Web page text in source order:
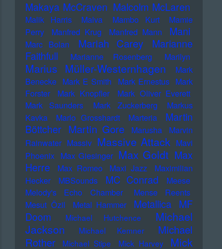
Makaya McCraven Malcolm McLaren
Malik Harris Malva Mambo Kurt
Mamie
Perry
Manfred Krug Manfred Mann Mani
Marc Bolan Mariah Carey
Marianne
Faithfull
Marianne Rosenberg Marilyn
Marius Müller-Westernhagen
Mark
Benecke Mark E Smith Mark Ernestus Mark
Forster
Mark Knopfler
Mark Oliver Everett
Mark Saunders
Mark Zuckerberg
Markus
Kavka
Marlo Grosshardt Marteria
Martin
Böttcher Martin Gore Marusha
Marvin
Rainwater Massiv Massive Attack Mavi
Phoenix Max Giesinger Max Goldt Max
Herre
Max Romeo Maxi Jazz
Maximilian
Hecker
MBSounds MC Conrad
Meese
Melody's Echo Chamber
Mense Reents
Mesut Özil
Metal Hammer Metallica MF
Doom
Michael Hutchence
Michael
Jackson
Michael Kemner
Michael
Rother
Michael Stipe Mick Harvey
Mick